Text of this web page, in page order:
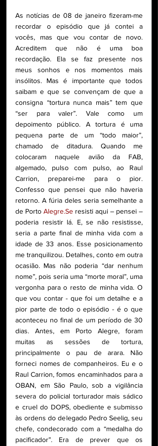
As notícias de 08 de janeiro fizeram-me
recordar o episódio que já contei a
vocês, mas que vou contar de novo.
Acreditem que não é uma boa
recordação. Ela se faz presente nos
meus sonhos e nos momentos mais
insólitos. Mas é importante que todos
saibam e que se convençam de que a
consigna “tortura nunca mais” tem que
“ser para valer”. Vale como um
depoimento público. A tortura é uma
pequena parte de um “todo maior”,
chamado de ditadura. Quando me
colocaram naquele avião da FAB,
algemado, pulso com pulso, ao Raul
Carrion, preparei-me para o pior.
Confesso que pensei que não haveria
retorno. A fúria deles seria semelhante a
de Porto Alegre.Se resisti aqui – pensei –
poderia resistir lá. E, se não resistisse,
seria a parte final de minha vida com a
idade de 33 anos. Esse posicionamento
me tranquilizou. Detalhes, conto em outra
ocasião. Mas não poderia “dar nenhum
nome”, pois seria uma “morte moral”, uma
vergonha para o resto de minha vida. O
que vou contar - que foi um detalhe e a
pior parte de todo o episódio - é o que
aconteceu no final de um período de 30
dias. Antes, em Porto Alegre, foram
muitas as sessões de tortura,
principalmente o pau de arara. Não
forneci nomes de companheiros. Eu e o
Raul Carrion, fomos encaminhados para a
OBAN, em São Paulo, sob a vigilância
severa do policial torturador mais sádico
e cruel do DOPS, obediente e submisso
às ordens do delegado Pedro Seelig, seu
chefe, condecorado com a “medalha do
pacificador”. Era de prever que os